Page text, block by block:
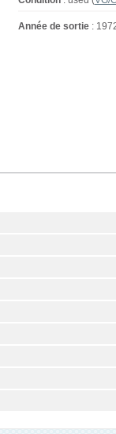
Année de sortie :